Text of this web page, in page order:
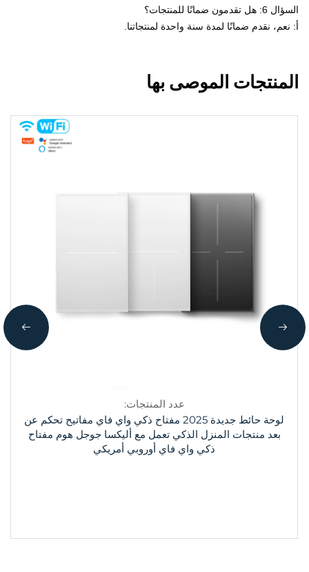
السؤال 6: هل تقدمون ضمانًا للمنتجات؟
أ: نعم، نقدم ضمانًا لمدة سنة واحدة لمنتجاتنا.
المنتجات الموصى بها
عدد المنتجات:
لوحة حائط جديدة 2025 مفتاح ذكي واي فاي مفاتيح تحكم عن
بعد منتجات المنزل الذكي تعمل مع أليكسا جوجل هوم مفتاح
ذكي واي فاي أوروبي أمريكي